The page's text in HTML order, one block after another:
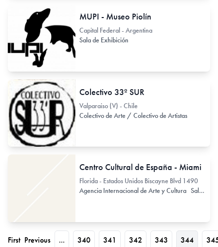
MUPI - Museo Piolín
Capital Federal - Argentina
Sala de Exhibición
Colectivo 33º SUR
Valparaiso (V) - Chile
Colectivo de Arte / Colectivo de Artistas
Centro Cultural de España - Miami
Florida - Estados Unidos Biscayne Blvd 1490
Agencia Internacional de Arte y Cultura Sala de Exhibición
First Previous ... 340 341 342 343 344